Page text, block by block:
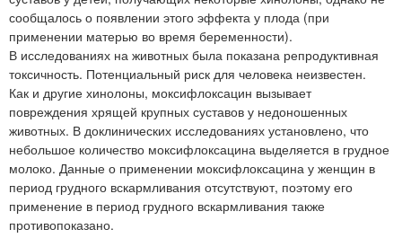
сообщалось о появлении этого эффекта у плода (при
применении матерью во время беременности).
В исследованиях на животных была показана репродуктивная
токсичность. Потенциальный риск для человека неизвестен.
Как и другие хинолоны, моксифлоксацин вызывает
повреждения хрящей крупных суставов у недоношенных
животных. В доклинических исследованиях установлено, что
небольшое количество моксифлоксацина выделяется в грудное
молоко. Данные о применении моксифлоксацина у женщин в
период грудного вскармливания отсутствуют, поэтому его
применение в период грудного вскармливания также
противопоказано.